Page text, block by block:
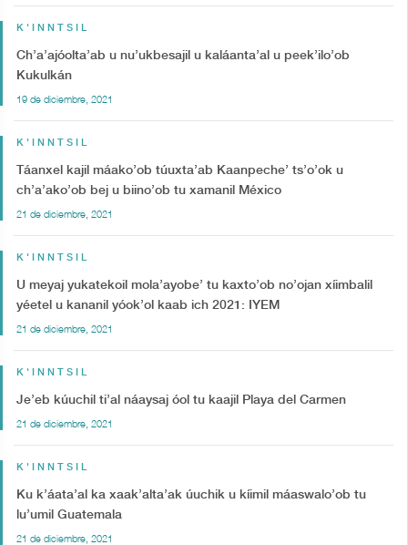
K'INNTSIL
Ch’a’ajóolta’ab u nu’ukbesajil u kaláanta’al u peek’ilo’ob
Kukulkán
19 de diciembre, 2021
K'INNTSIL
Táanxel kajil máako’ob túuxta’ab Kaanpeche’ ts’o’ok u
ch’a’ako’ob bej u biino’ob tu xamanil México
21 de diciembre, 2021
K'INNTSIL
U meyaj yukatekoil mola’ayobe’ tu kaxto’ob no’ojan xíimbalil
yéetel u kananil yóok’ol kaab ich 2021: IYEM
21 de diciembre, 2021
K'INNTSIL
Je’eb kúuchil ti’al náaysaj óol tu kaajil Playa del Carmen
21 de diciembre, 2021
K'INNTSIL
Ku k’áata’al ka xaak’alta’ak úuchik u kíimil máaswalo’ob tu
lu’umil Guatemala
21 de diciembre, 2021